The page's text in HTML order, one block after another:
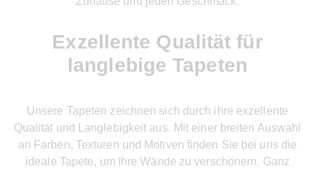
Exzellente Qualität für
langlebige Tapeten
Unsere Tapeten zeichnen sich durch ihre exzellente
Qualität und Langlebigkeit aus. Mit einer breiten Auswahl
an Farben, Texturen und Motiven finden Sie bei uns die
ideale Tapete, um Ihre Wände zu verschönern. Ganz